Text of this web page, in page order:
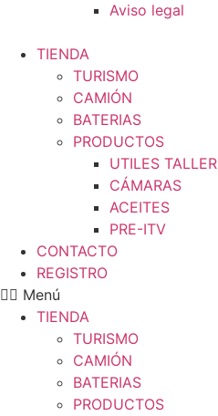
Aviso legal
TIENDA
TURISMO
CAMIÓN
BATERIAS
PRODUCTOS
UTILES TALLER
CÁMARAS
ACEITES
PRE-ITV
CONTACTO
REGISTRO
Menú
TIENDA
TURISMO
CAMIÓN
BATERIAS
PRODUCTOS